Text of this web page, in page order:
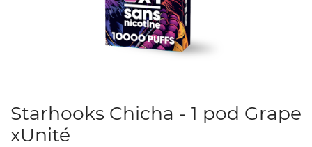
Starhooks Chicha - 1 pod Grape
xUnité